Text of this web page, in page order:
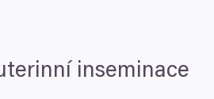
inseminace